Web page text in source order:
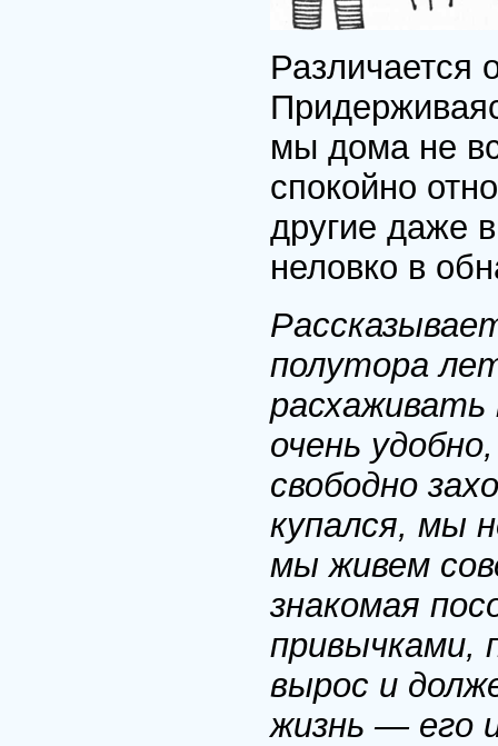
Различается
мы дома не
спокойно
другие даже
неловко в
полутора
очень
свободно
купался, мы
мы живем
знакомая
привычками,
вырос и
жизнь — его